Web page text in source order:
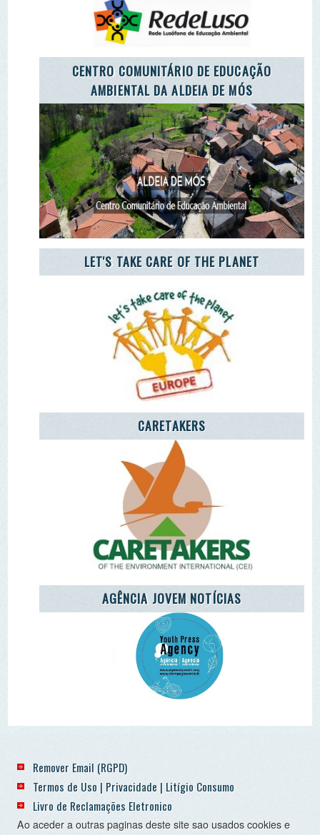
CARETAKERS
AGÊNCIA JOVEM NOTÍCIAS
Termos de Uso | Privacidade | Litígio Consumo
Livro de Reclamações Eletronico
Ao aceder a outras paginas deste site sao usados cookies e
mesmo sob o RGPD. Sim.